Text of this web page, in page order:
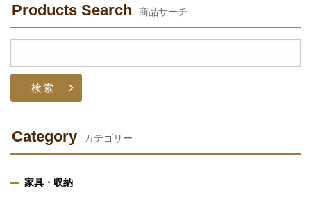
Products Search 商品サーチ
Category カテゴリー
家具・収納